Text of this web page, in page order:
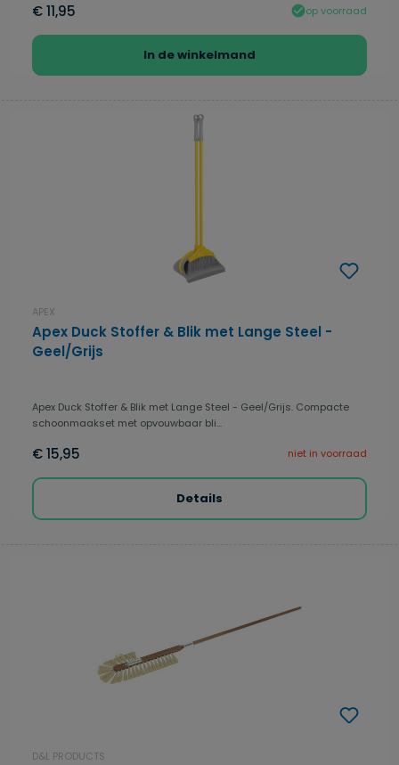
€ 11,95 op voorraad
In de winkelmand
APEX
Apex Duck Stoffer & Blik met Lange Steel -
Geel/Grijs
Apex Duck Stoffer & Blik met Lange Steel - Geel/Grijs. Compacte
schoonmaakset met opvouwbaar bli...
€ 15,95 niet in voorraad
Details
D&L PRODUCTS